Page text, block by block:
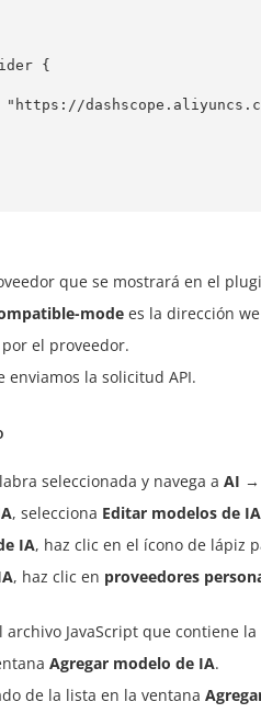
{
que se mostrará en el
mode es la dirección
el proveedor.
enviamos la solicitud API.
seleccionada y navega a AI
, selecciona Editar modelos de IA
IA, haz clic en el ícono de lápiz
, haz clic en proveedores
archivo JavaScript que contiene
Agregar modelo de IA.
de la lista en la ventana